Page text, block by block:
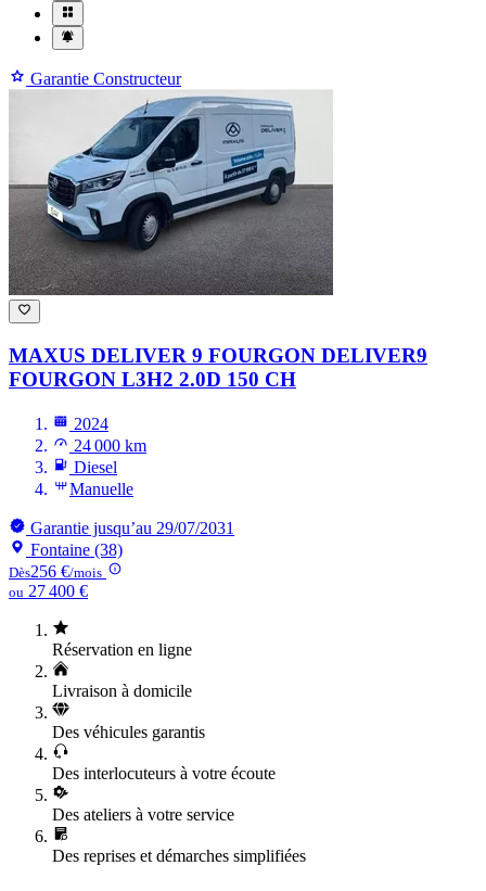
Garantie Constructeur
MAXUS DELIVER 9 FOURGON DELIVER9
FOURGON L3H2 2.0D 150 CH
2024
24 000 km
Diesel
Manuelle
Garantie jusqu’au 29/07/2031
Fontaine (38)
Dès256 €/mois
ou 27 400 €
Réservation en ligne
Livraison à domicile
Des véhicules garantis
Des interlocuteurs à votre écoute
Des ateliers à votre service
Des reprises et démarches simplifiées